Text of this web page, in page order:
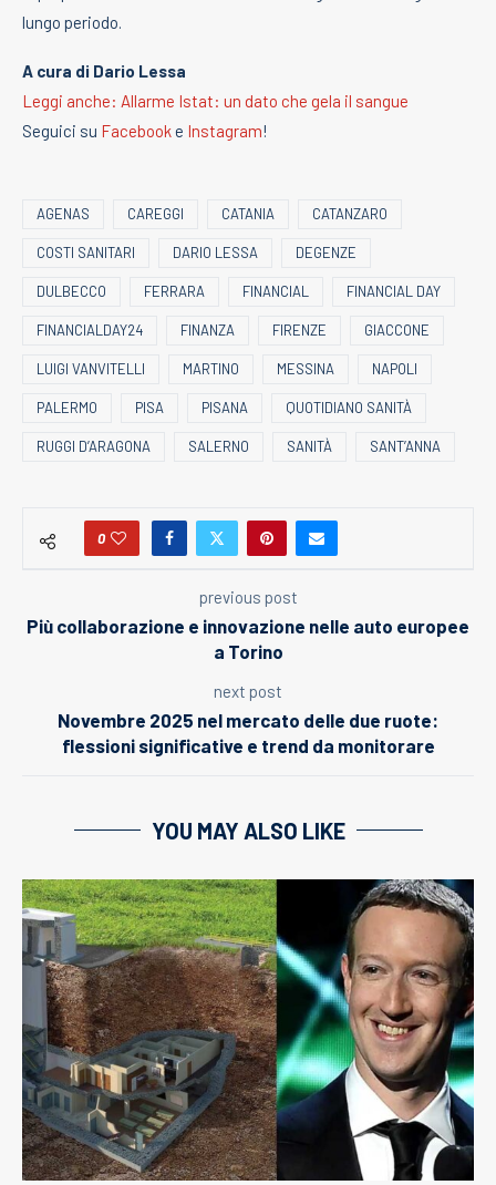
lungo periodo.
A cura di Dario Lessa
Leggi anche: Allarme Istat: un dato che gela il sangue
Seguici su Facebooke Instagram!
AGENAS CAREGGI CATANIA CATANZARO
COSTI SANITARI DARIO LESSA DEGENZE
DULBECCO FERRARA FINANCIAL FINANCIAL DAY
FINANCIALDAY24 FINANZA FIRENZE GIACCONE
LUIGI VANVITELLI MARTINO MESSINA NAPOLI
PALERMO PISA PISANA QUOTIDIANO SANITÀ
RUGGI D’ARAGONA SALERNO SANITÀ SANT’ANNA
0
previous post
Più collaborazione e innovazione nelle auto europee
a Torino
next post
Novembre 2025 nel mercato delle due ruote:
flessioni significative e trend da monitorare
YOU MAY ALSO LIKE